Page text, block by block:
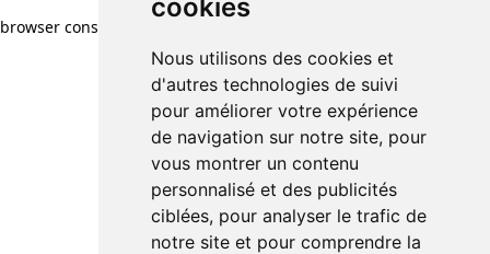
cookies
Nous utilisons des cookies et
d'autres technologies de suivi
pour améliorer votre expérience
de navigation sur notre site, pour
vous montrer un contenu
personnalisé et des publicités
ciblées, pour analyser le trafic de
notre site et pour comprendre la
browser console for more information)